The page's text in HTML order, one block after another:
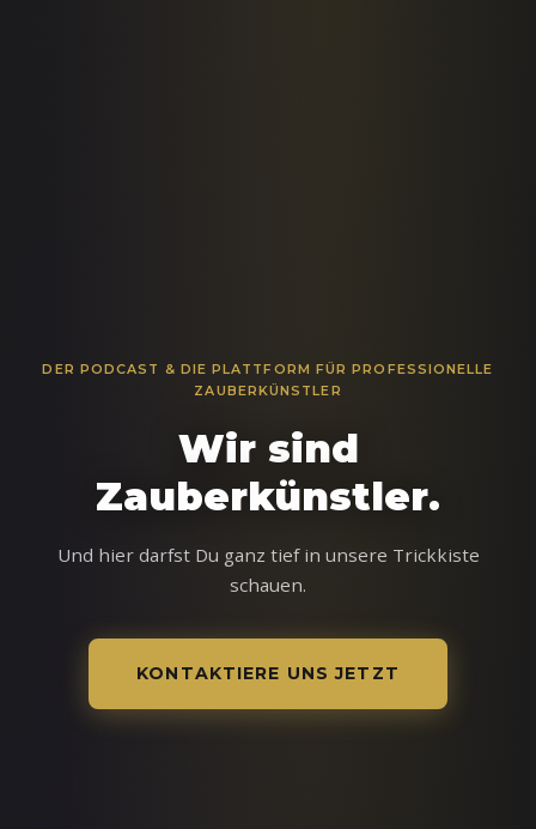
DER PODCAST & DIE PLATTFORM FÜR PROFESSIONELLE
ZAUBERKÜNSTLER
Wir sind
Zauberkünstler.
Und hier darfst Du ganz tief in unsere Trickkiste
schauen.
KONTAKTIERE UNS JETZT